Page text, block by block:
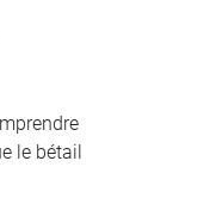
le bétail